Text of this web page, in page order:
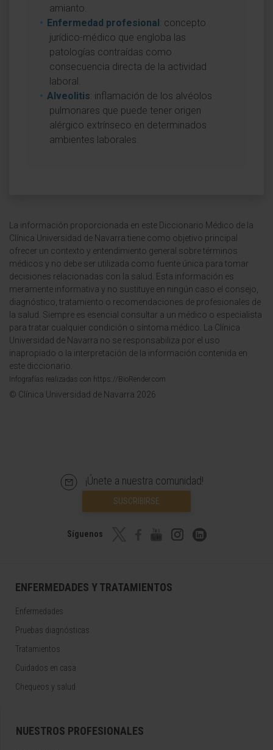
amianto.
Enfermedad profesional: concepto
jurídico-médico que engloba las
patologías contraídas como
consecuencia directa de la actividad
laboral.
Alveolitis: inflamación de los alvéolos
pulmonares que puede tener origen
alérgico extrínseco en determinados
ambientes laborales.
La información proporcionada en este Diccionario Médico de la
Clínica Universidad de Navarra tiene como objetivo principal
ofrecer un contexto y entendimiento general sobre términos
médicos y no debe ser utilizada como fuente única para tomar
decisiones relacionadas con la salud. Esta información es
meramente informativa y no sustituye en ningún caso el consejo,
diagnóstico, tratamiento o recomendaciones de profesionales de
la salud. Siempre es esencial consultar a un médico o especialista
para tratar cualquier condición o síntoma médico. La Clínica
Universidad de Navarra no se responsabiliza por el uso
inapropiado o la interpretación de la información contenida en
este diccionario.
Infografías realizadas con https://BioRender.com
© Clínica Universidad de Navarra 2026
¡Únete a nuestra comunidad!
SUSCRIBIRSE
Síguenos
ENFERMEDADES Y TRATAMIENTOS
Enfermedades
Pruebas diagnósticas
Tratamientos
Cuidados en casa
Chequeos y salud
NUESTROS PROFESIONALES